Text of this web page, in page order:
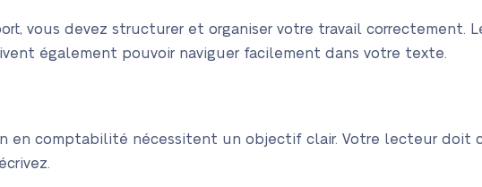
vous devez structurer et organiser votre travail correctement.
également pouvoir naviguer facilement dans votre texte.
en comptabilité nécessitent un objectif clair. Votre lecteur doit